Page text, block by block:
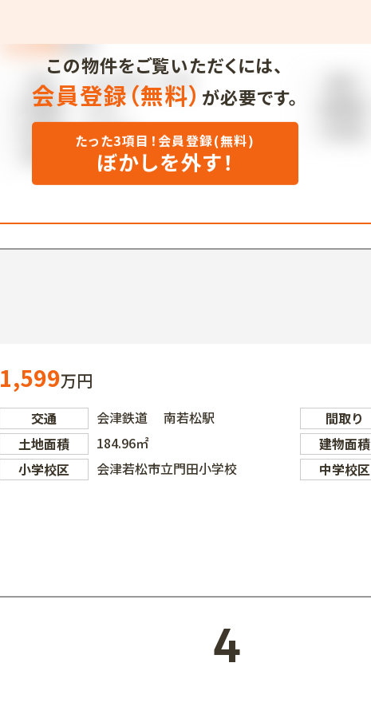
この物件をご覧いただくには、
会員登録（無料） が必要です。
たった3項目！会員登録(無料)
ぼかしを外す！
1,599万円
交通 会津鉄道 南若松駅 間取り
土地面積
184.96㎡ 建物面積
小学校区
会津若松市立門田小学校 中学校区
4